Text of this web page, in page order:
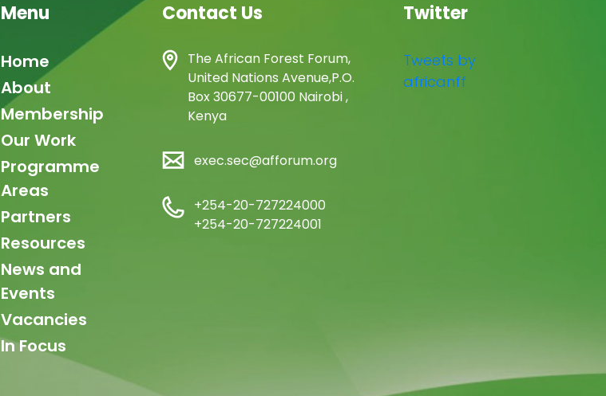
Menu
Main
navigation
Home
About
Membership
Our Work
Programme
Areas
Partners
Resources
News and
Events
Vacancies
In Focus
Contact Us
The African Forest Forum,
United Nations Avenue,P.O.
Box 30677-00100 Nairobi ,
Kenya
exec.sec@afforum.org
+254-20-727224000
+254-20-727224001
Twitter
Tweets by
africanff